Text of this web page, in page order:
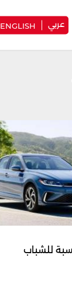
عربي ENGLISH